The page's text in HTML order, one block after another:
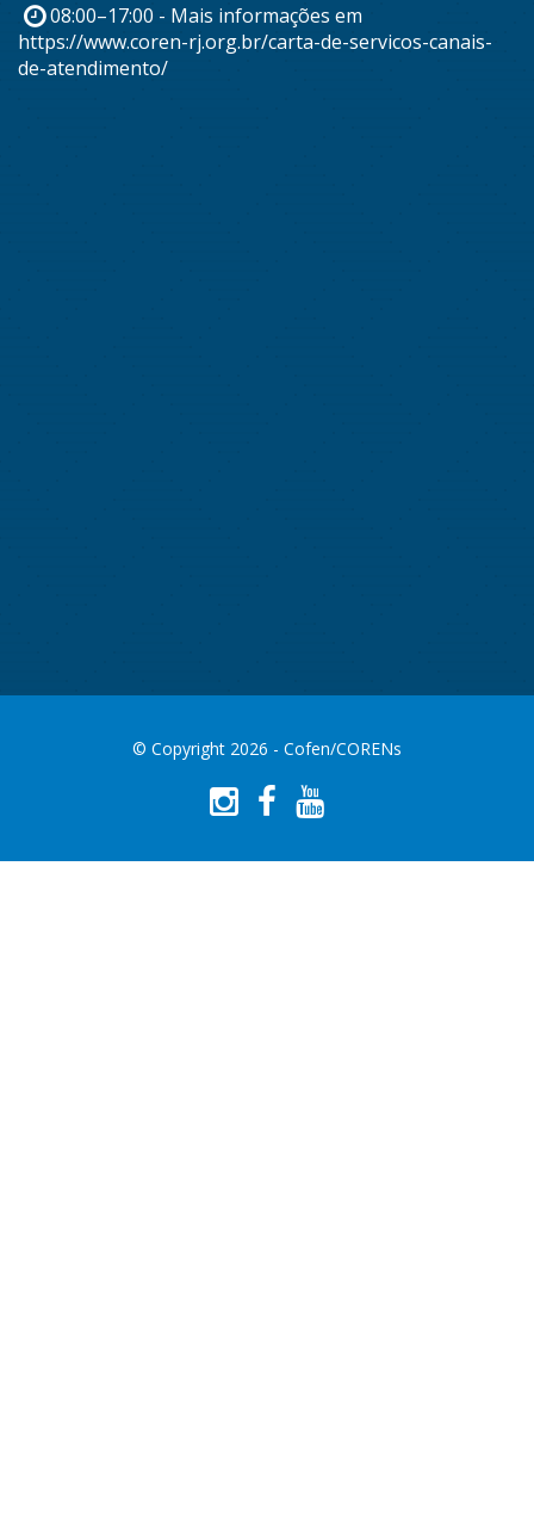
08:00–17:00 - Mais informações em
https://www.coren-rj.org.br/carta-de-servicos-canais-
de-atendimento/
© Copyright 2026 - Cofen/CORENs